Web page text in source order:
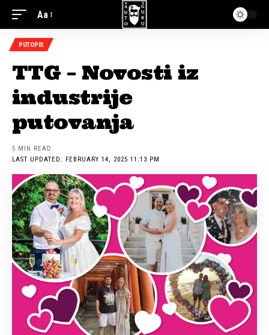
Aa
PUTOPIS
TTG – Novosti iz
industrije
putovanja
LAST UPDATED: FEBRUARY 14, 2025 11:13 PM
5 MIN READ